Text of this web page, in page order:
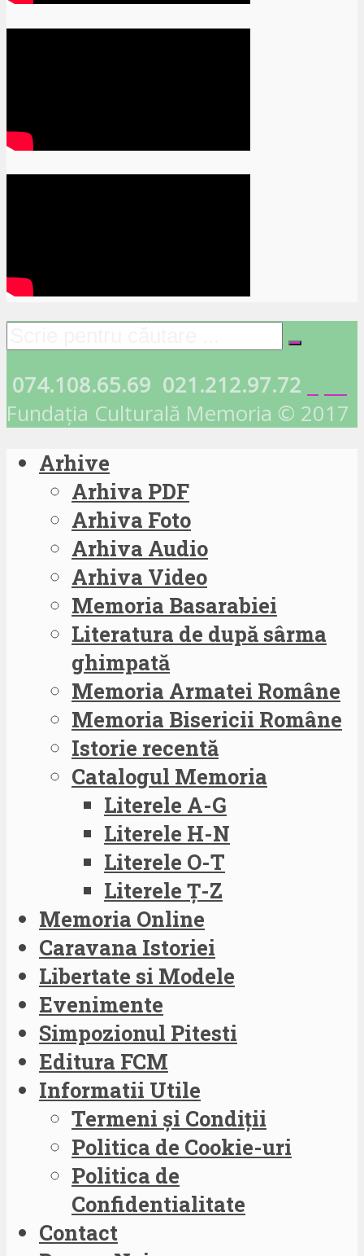
074.108.65.69 021.212.97.72
Fundația Culturală Memoria © 2017
Arhive
Arhiva PDF
Arhiva Foto
Arhiva Audio
Arhiva Video
Memoria Basarabiei
Literatura de după sârma
ghimpată
Memoria Armatei Române
Memoria Bisericii Române
Istorie recentă
Catalogul Memoria
Literele A-G
Literele H-N
Literele O-T
Literele Ț-Z
Memoria Online
Caravana Istoriei
Libertate si Modele
Evenimente
Simpozionul Pitesti
Editura FCM
Informatii Utile
Termeni și Condiții
Politica de Cookie-uri
Politica de
Confidentialitate
Contact